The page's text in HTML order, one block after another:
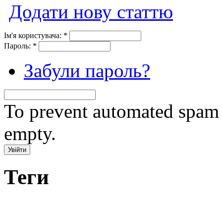
Додати нову статтю
Ім'я користувача: *
Пароль: *
Забули пароль?
To prevent automated
empty.
Теги